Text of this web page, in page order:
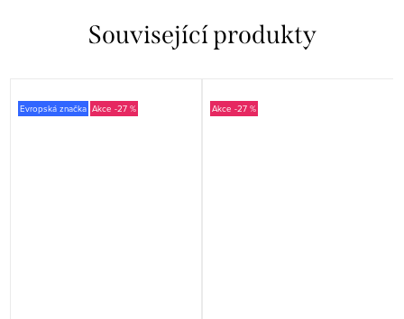
Související produkty
Evropská značka -27 % -27 %